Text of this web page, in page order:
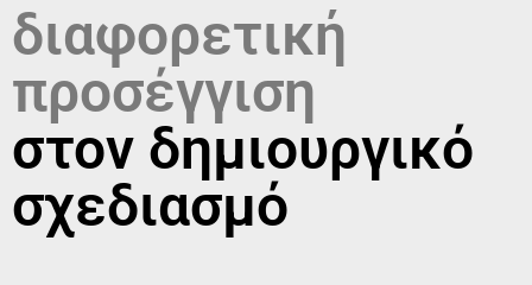
διαφορετική
προσέγγιση
στον δημιουργικό
σχεδιασμό